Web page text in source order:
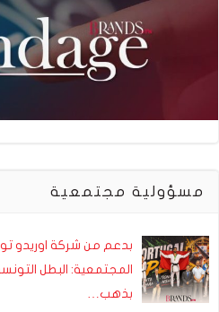
مسؤولية مجتمعية
بدعم من شركة اوريدو
المجتمعية: البطل
بذهب…